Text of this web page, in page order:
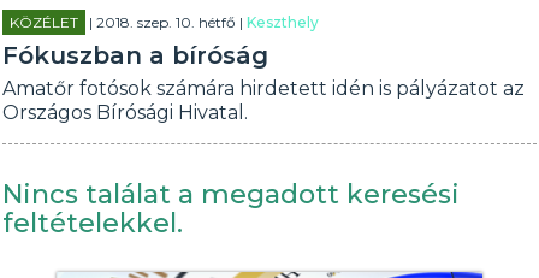
KÖZÉLET | 2018. szep. 10. hétfő |Keszthely
Fókuszban a bíróság
Amatőr fotósok számára hirdetett idén is pályázatot az
Országos Bírósági Hivatal.
Nincs találat a megadott keresési
feltételekkel.